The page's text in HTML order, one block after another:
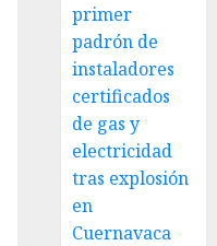
primer
padrón de
instaladores
certificados
de gas y
electricidad
tras explosión
en
Cuernavaca